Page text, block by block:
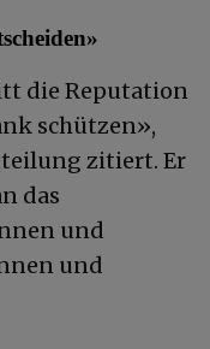
die Reputation
schützen»,
zitiert. Er
das
und
und